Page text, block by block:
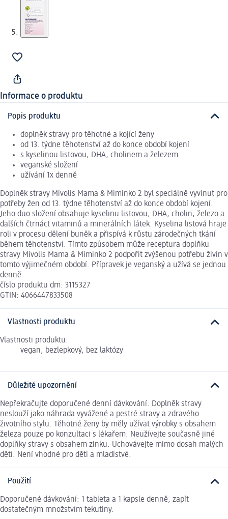
Informace o produktu
Popis produktu
doplněk stravy pro těhotné a kojící ženy
od 13. týdne těhotenství až do konce období kojení
s kyselinou listovou, DHA, cholinem a železem
veganské složení
užívání 1x denně
Doplněk stravy Mivolis Mama & Miminko 2 byl speciálně vyvinut pro
potřeby žen od 13. týdne těhotenství až do konce období kojení.
Jeho duo složení obsahuje kyselinu listovou, DHA, cholin, železo a
dalších čtrnáct vitaminů a minerálních látek. Kyselina listová hraje
roli v procesu dělení buněk a přispívá k růstu zárodečných tkání
během těhotenství. Tímto způsobem může receptura doplňku
stravy Mivolis Mama & Miminko 2 podpořit zvýšenou potřebu živin v
tomto výjimečném období. Přípravek je veganský a užívá se jednou
denně.
číslo produktu dm: 3115327
GTIN: 4066447833508
Vlastnosti produktu
Vlastnosti produktu:
vegan, bezlepkový, bez laktózy
Důležité upozornění
Nepřekračujte doporučené denní dávkování. Doplněk stravy
neslouží jako náhrada vyvážené a pestré stravy a zdravého
životního stylu. Těhotné ženy by měly užívat výrobky s obsahem
železa pouze po konzultaci s lékařem. Neužívejte současně jiné
doplňky stravy s obsahem zinku. Uchovávejte mimo dosah malých
dětí. Není vhodné pro děti a mladistvé.
Použití
Doporučené dávkování: 1 tableta a 1 kapsle denně, zapít
dostatečným množstvím tekutiny.